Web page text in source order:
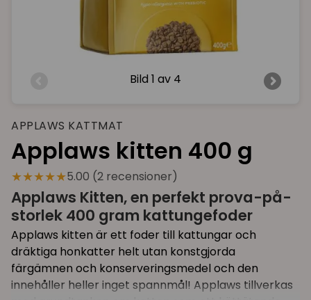
Bild 1 av 4
APPLAWS KATTMAT
Applaws kitten 400 g
★★★★★5.00 (2 recensioner)
Applaws Kitten, en perfekt prova-på-
storlek 400 gram kattungefoder
Applaws kitten är ett foder till kattungar och
dräktiga honkatter helt utan konstgjorda
färgämnen och konserveringsmedel och den
innehåller heller inget spannmål! Applaws tillverkas